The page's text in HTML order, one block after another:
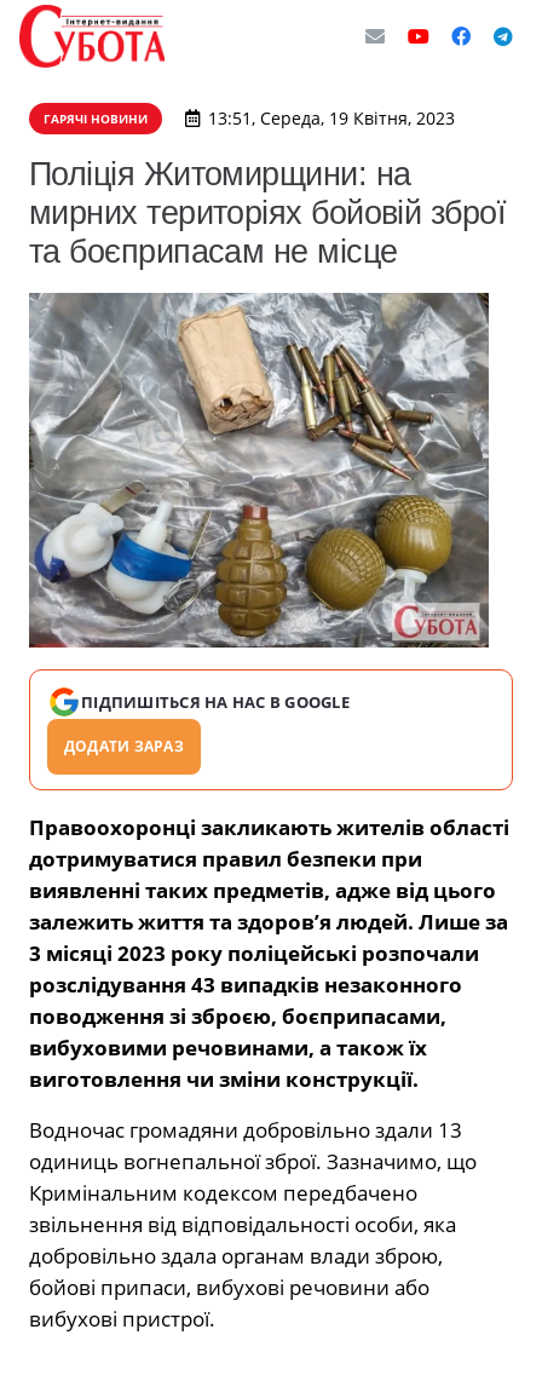
ГАРЯЧІ НОВИНИ 13:51, Середа, 19 Квітня, 2023
Поліція Житомирщини: на
мирних територіях бойовій зброї
та боєприпасам не місце
ПІДПИШІТЬСЯ НА НАС В GOOGLE
ДОДАТИ ЗАРАЗ
Правоохоронці закликають жителів області
дотримуватися правил безпеки при
виявленні таких предметів, адже від цього
залежить життя та здоров’я людей. Лише за
3 місяці 2023 року поліцейські розпочали
розслідування 43 випадків незаконного
поводження зі зброєю, боєприпасами,
вибуховими речовинами, а також їх
виготовлення чи зміни конструкції.
Водночас громадяни добровільно здали 13
одиниць вогнепальної зброї. Зазначимо, що
Кримінальним кодексом передбачено
звільнення від відповідальності особи, яка
добровільно здала органам влади зброю,
бойові припаси, вибухові речовини або
вибухові пристрої.